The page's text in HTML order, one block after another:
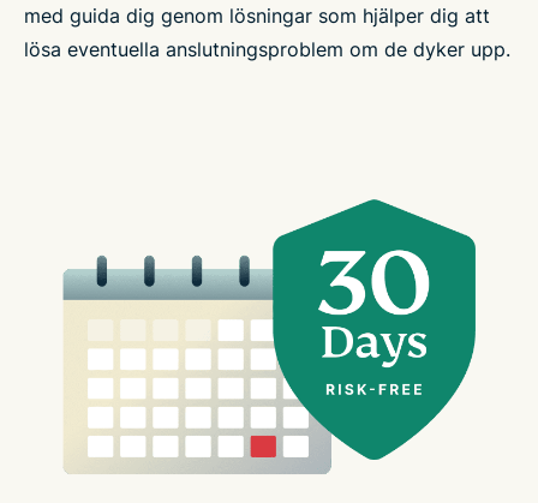
med guida dig genom lösningar som hjälper dig att
lösa eventuella anslutningsproblem om de dyker upp.